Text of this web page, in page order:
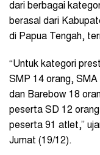
dari berbagai
berasal dari
di Papua Tengah,
“Untuk kategori
SMP 14 orang,
dan Barebow 18
peserta SD 12
peserta 91 atlet,”
Jumat (19/12).